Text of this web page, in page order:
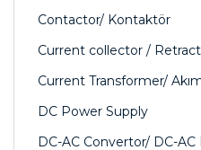
Contactor/ Kontaktör
Current collector /
Current Transformer/
DC Power Supply
DC-AC Convertor/ DC-